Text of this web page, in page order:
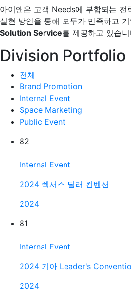
아이앤은 고객 Needs에 부합되는 전
실현 방안을 통해 모두가 만족하고
Solution Service를 제공하고 있습니
Division Portfolio
전체
Brand Promotion
Internal Event
Space Marketing
Public Event
82
Internal Event
2024 렉서스 딜러 컨벤션
2024
81
Internal Event
2024 기아 Leader's
2024